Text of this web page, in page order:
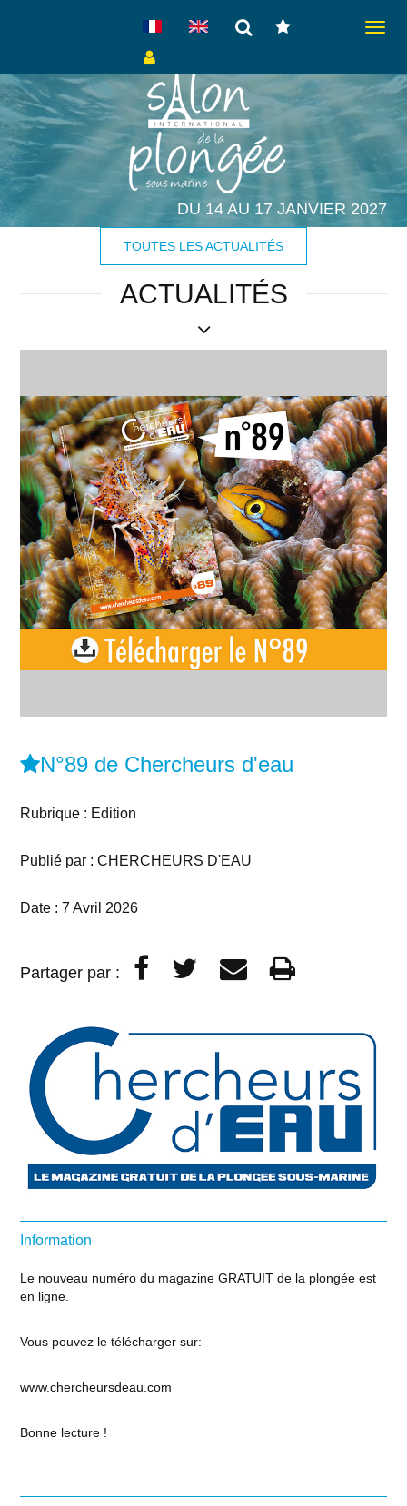
Toggle
DU 14 AU 17 JANVIER 2027
TOUTES LES ACTUALITÉS
ACTUALITÉS
N°89 de Chercheurs d'eau
Rubrique : Edition
Publié par : CHERCHEURS D'EAU
Date : 7 Avril 2026
Partager par :
Information
Le nouveau numéro du magazine GRATUIT de la plongée est
en ligne.
Vous pouvez le télécharger sur:
www.chercheursdeau.com
Bonne lecture !